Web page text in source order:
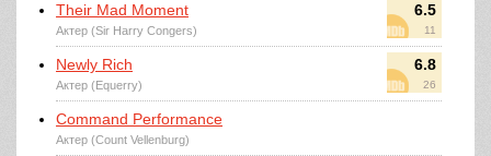
6.5
11
Their Mad Moment
Актер (Sir Harry Congers)
6.8
26
Newly Rich
Актер (Equerry)
Command Performance
Актер (Count Vellenburg)